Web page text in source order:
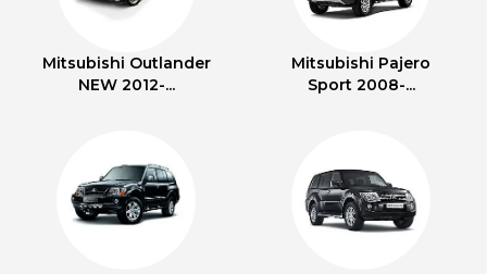
Mitsubishi Outlander
NEW 2012-...
Mitsubishi Pajero
Sport 2008-...